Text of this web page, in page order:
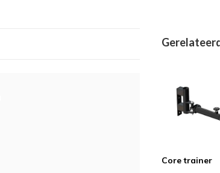
Core trainer